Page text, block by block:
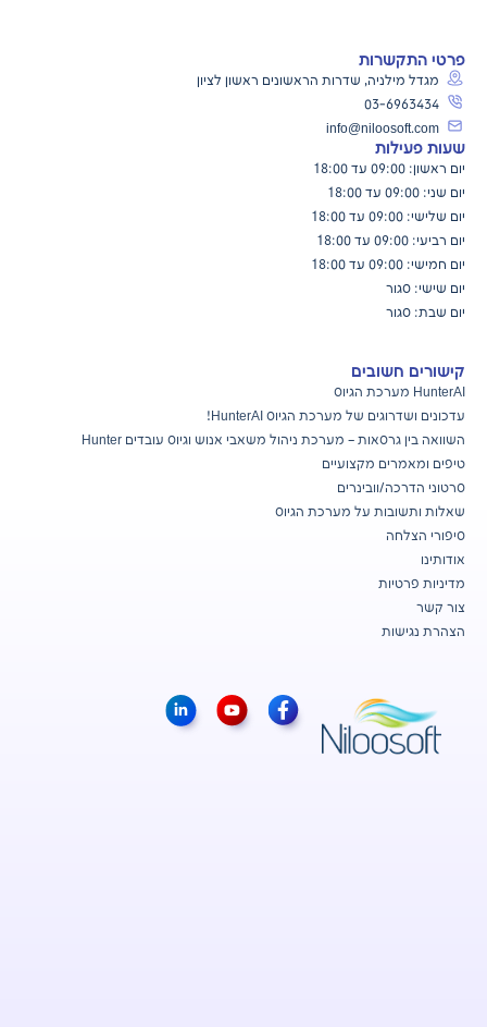
פרטי התקשרות
מגדל מילניה, שדרות הראשונים ראשון לציון
03-6963434
info@niloosoft.com
שעות פעילות
יום ראשון: 09:00 עד 18:00
יום שני: 09:00 עד 18:00
יום שלישי: 09:00 עד 18:00
יום רביעי: 09:00 עד 18:00
יום חמישי: 09:00 עד 18:00
יום שישי: סגור
יום שבת: סגור
קישורים חשובים
HunterAI מערכת הגיוס
עדכונים ושדרוגים של מערכת הגיוס HunterAI!
השוואה בין גרסאות – מערכת ניהול משאבי אנוש וגיוס עובדים Hunter
טיפים ומאמרים מקצועיים
סרטוני הדרכה/וובינרים
שאלות ותשובות על מערכת הגיוס
סיפורי הצלחה
אודותינו
מדיניות פרטיות
צור קשר
הצהרת נגישות